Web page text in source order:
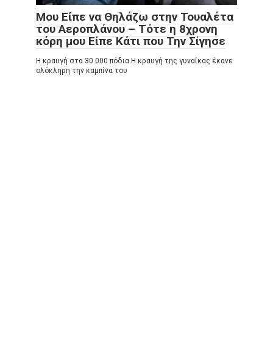
Μου Είπε να Θηλάζω στην Τουαλέτα
του Αεροπλάνου – Τότε η 8χρονη
κόρη μου Είπε Κάτι που Την Σίγησε
Η κραυγή στα 30.000 πόδια Η κραυγή της γυναίκας έκανε
ολόκληρη την καμπίνα του